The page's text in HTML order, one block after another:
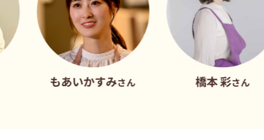
あいかすみさん さん